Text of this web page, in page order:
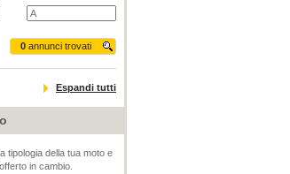
0 annunci trovati
Espandi tutti
tipologia della tua moto e
in cambio.